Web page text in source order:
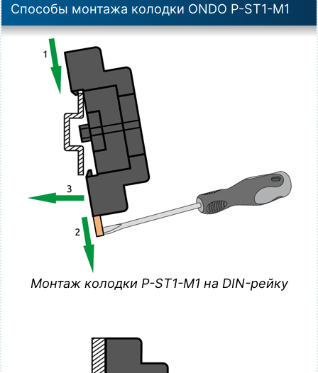
Способы монтажа колодки ONDO P-ST1-M1
Монтаж колодки P-ST1-M1 на DIN-рейку